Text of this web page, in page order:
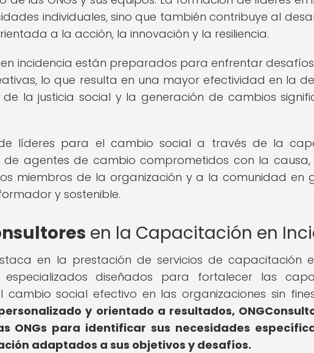
individuales, sino que también contribuye al
a la acción, la innovación y la resiliencia.
incidencia están preparados para enfrentar
lo que resulta en una mayor efectividad en la
la justicia social y la generación de cambios
líderes para el cambio social a través de la
agentes de cambio comprometidos con la
miembros de la organización y a la comunidad en
y sostenible.
en la Capacitación en
en la prestación de servicios de capacitación
diseñados para fortalecer las
social efectivo en las organizaciones sin
y orientado a resultados,
ONGs para identificar sus necesidades
adaptados a sus objetivos y desafíos.